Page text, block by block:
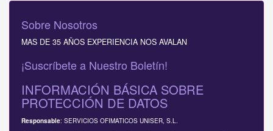
Sobre Nosotros
MAS DE 35 AÑOS EXPERIENCIA NOS AVALAN
¡Suscríbete a Nuestro Boletín!
INFORMACIÓN BÁSICA SOBRE
PROTECCIÓN DE DATOS
Responsable: SERVICIOS OFIMATICOS UNISER, S.L.